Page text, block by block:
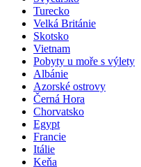
Turecko
Velká Británie
Skotsko
Vietnam
Pobyty u moře s výlety
Albánie
Azorské ostrovy
Černá Hora
Chorvatsko
Egypt
Francie
Itálie
Keňa